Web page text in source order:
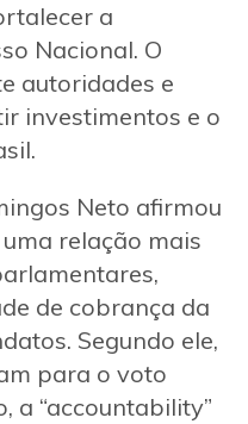
a
Nacional. O
autoridades e
investimentos e o
Neto afirmou
relação mais
de cobrança da
Segundo ele,
para o voto
a “accountability”